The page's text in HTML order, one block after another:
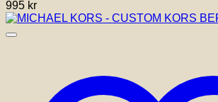
995 kr